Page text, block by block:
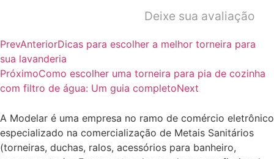
Deixe sua avaliação
PrevAnteriorDicas para escolher a melhor torneira para
sua lavanderia
PróximoComo escolher uma torneira para pia de cozinha
com filtro de água: Um guia completoNext
A Modelar é uma empresa no ramo de comércio eletrônico
especializado na comercialização de Metais Sanitários
(torneiras, duchas, ralos, acessórios para banheiro,